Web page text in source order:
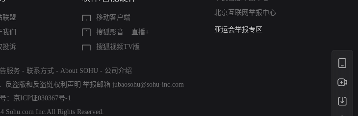
联盟
我们
投诉
移动客户端
搜狐影音
直播+
搜狐视频TV版
北京互联网举报中心
算法推荐专项举报
亚运会举报专区
服务 - 联系方式 - About SOHU - 公司介绍
反盗版和反盗链权利声明 举报邮箱 jubaosohu@sohu-inc.com
： 京ICP证030367号-1
Sohu.com Inc.All Rights Reserved.